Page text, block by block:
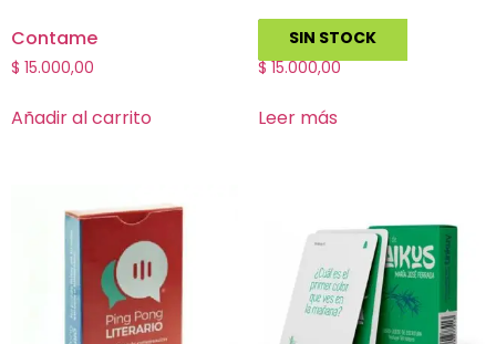
Contame
$ 15.000,00
Añadir al carrito
SIN STOCK
Doblete
$15.000,00
Leer más